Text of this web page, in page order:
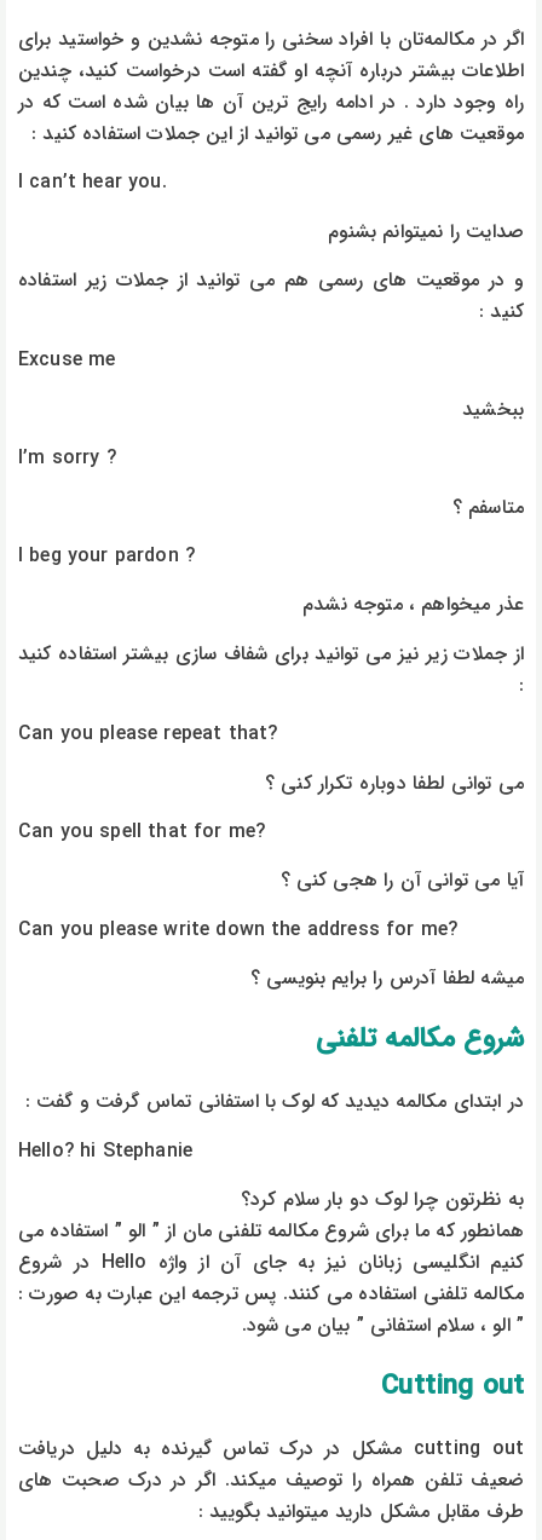
اگر در مکالمه‌تان با افراد سخنی را متوجه نشدین و خواستید برای
اطلاعات بیشتر درباره آنچه او گفته است درخواست کنید، چندین
راه وجود دارد . در ادامه رایج ترین آن ها بیان شده است که در
موقعیت های غیر رسمی می توانید از این جملات استفاده کنید :
I can’t hear you.
صدایت را نمیتوانم بشنوم
و در موقعیت های رسمی هم می توانید از جملات زیر استفاده
کنید :
Excuse me
ببخشید
I’m sorry ?
متاسفم ؟
I beg your pardon ?
عذر میخواهم ، متوجه نشدم
از جملات زیر نیز می توانید برای شفاف سازی بیشتر استفاده کنید
:
Can you please repeat that?
می توانی لطفا دوباره تکرار کنی ؟
Can you spell that for me?
آیا می توانی آن را هجی کنی ؟
Can you please write down the address for me?
میشه لطفا آدرس را برایم بنویسی ؟
شروع مکالمه تلفنی
در ابتدای مکالمه دیدید که لوک با استفانی تماس گرفت و گفت :
Hello? hi Stephanie
به نظرتون چرا لوک دو بار سلام کرد؟
همانطور که ما برای شروع مکالمه تلفنی مان از ” الو ” استفاده می
کنیم انگلیسی زبانان نیز به جای آن از واژه Hello در شروع
مکالمه تلفنی استفاده می کنند. پس ترجمه این عبارت به صورت :
” الو ، سلام استفانی ” بیان می شود.
Cutting out
cutting out مشکل در درک تماس گیرنده به دلیل دریافت
ضعیف تلفن همراه را توصیف میکند. اگر در درک صحبت های
طرف مقابل مشکل دارید میتوانید بگویید :